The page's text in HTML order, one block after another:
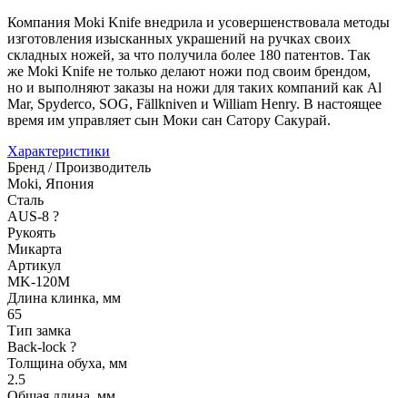
Компания Moki Knife внедрила и усовершенствовала методы
изготовления изысканных украшений на ручках своих
складных ножей, за что получила более 180 патентов. Так
же Moki Knife не только делают ножи под своим брендом,
но и выполняют заказы на ножи для таких компаний как Al
Mar, Spyderco, SOG, Fällkniven и William Henry. В настоящее
время им управляет сын Моки сан Сатору Сакурай.
Характеристики
Бренд / Производитель
Moki, Япония
Сталь
AUS-8 ?
Рукоять
Микарта
Артикул
MK-120M
Длина клинка, мм
65
Тип замка
Back-lock ?
Толщина обуха, мм
2.5